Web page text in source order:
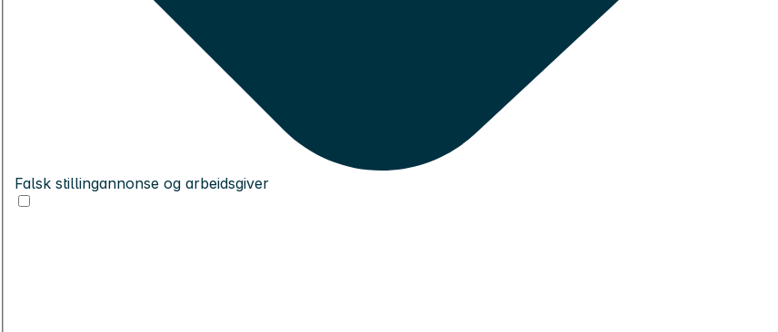
Falsk stillingannonse og arbeidsgiver